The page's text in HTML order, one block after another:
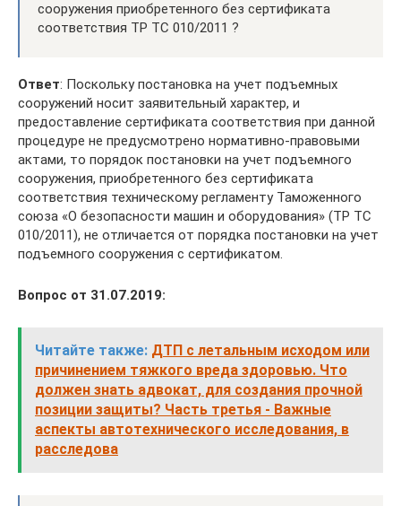
сооружения приобретенного без сертификата
соответствия ТР ТС 010/2011 ?
Ответ: Поскольку постановка на учет подъемных
сооружений носит заявительный характер, и
предоставление сертификата соответствия при данной
процедуре не предусмотрено нормативно-правовыми
актами, то порядок постановки на учет подъемного
сооружения, приобретенного без сертификата
соответствия техническому регламенту Таможенного
союза «О безопасности машин и оборудования» (ТР ТС
010/2011), не отличается от порядка постановки на учет
подъемного сооружения с сертификатом.
Вопрос от 31.07.2019:
Читайте также: ДТП с летальным исходом или
причинением тяжкого вреда здоровью. Что
должен знать адвокат, для создания прочной
позиции защиты? Часть третья - Важные
аспекты автотехнического исследования, в
расследова